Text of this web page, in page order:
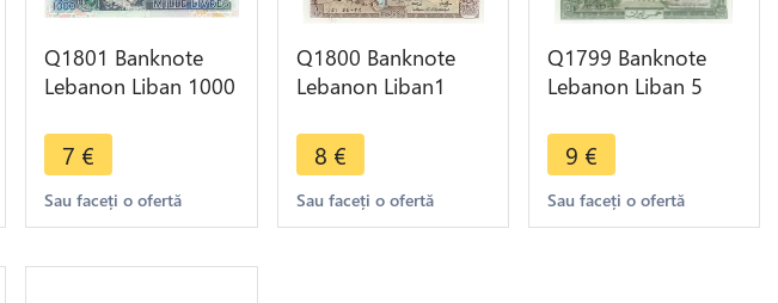
Q1801 Banknote
Lebanon Liban 1000
Make offer
7 €
Sau faceți o ofertă
Q1800 Banknote
Lebanon Liban1
Baalbek Grotte Jeita
1980 UNC
8 €
Sau faceți o ofertă
Q1799 Banknote
Lebanon Liban 5
Make offer
9 €
Sau faceți o ofertă